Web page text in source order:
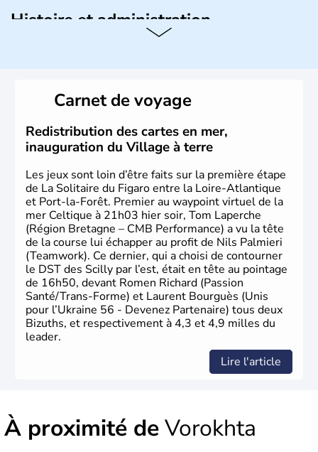
Histoire et administration
remonte au 24 août 1991. Sébastopol, Karkhov et
Odessa sont les principales villes d'Ukraine.
Carnet de voyage
Redistribution des cartes en mer,
inauguration du Village à terre
Les jeux sont loin d’être faits sur la première étape
de La Solitaire du Figaro entre la Loire-Atlantique
et Port-la-Forêt. Premier au waypoint virtuel de la
mer Celtique à 21h03 hier soir, Tom Laperche
(Région Bretagne – CMB Performance) a vu la tête
de la course lui échapper au profit de Nils Palmieri
(Teamwork). Ce dernier, qui a choisi de contourner
le DST des Scilly par l’est, était en tête au pointage
de 16h50, devant Romen Richard (Passion
Santé/Trans-Forme) et Laurent Bourguès (Unis
pour l’Ukraine 56 - Devenez Partenaire) tous deux
Bizuths, et respectivement à 4,3 et 4,9 milles du
leader.
Lire l'article
À proximité deVorokhta